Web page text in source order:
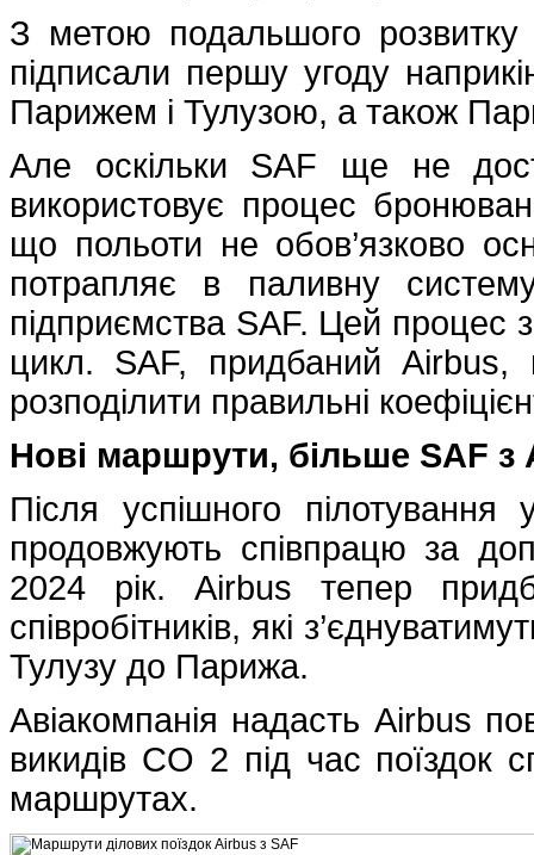
З метою подальшого розвитку
підписали першу угоду
Парижем і Тулузою, а також
Але оскільки SAF ще не
використовує процес
що польоти не обов’язково
потрапляє в паливну
підприємства SAF. Цей процес
цикл. SAF, придбаний Airbus,
розподілити правильні
Нові маршрути, більше SAF з
Після успішного
продовжують співпрацю за
2024 рік. Airbus тепер
співробітників, які
Тулузу до Парижа.
Авіакомпанія надасть Airbus
викидів CO 2 під час поїздок
маршрутах.